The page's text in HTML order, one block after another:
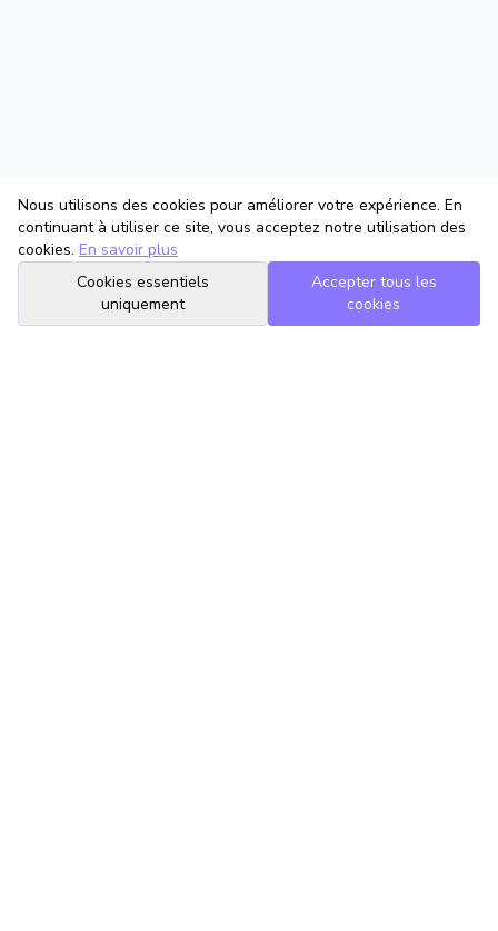
Nous utilisons des cookies pour améliorer votre expérience. En
continuant à utiliser ce site, vous acceptez notre utilisation des
cookies. En savoir plus
Cookies essentiels
uniquement
Accepter tous les
cookies